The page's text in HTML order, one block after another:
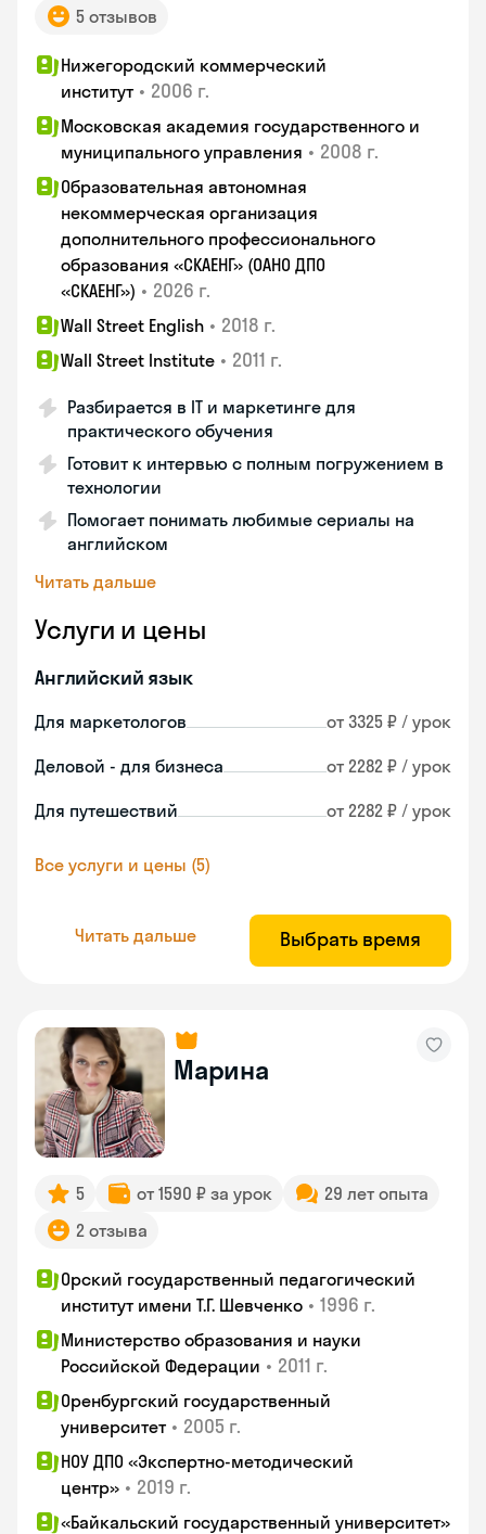
5 отзывов
Нижегородский коммерческий
институт • 2006 г.
Московская академия государственного и
муниципального управления • 2008 г.
Образовательная автономная
некоммерческая организация
дополнительного профессионального
образования «СКАЕНГ» (ОАНО ДПО
«СКАЕНГ») • 2026 г.
Wall Street English • 2018 г.
Wall Street Institute • 2011 г.
Разбирается в IT и маркетинге для
практического обучения
Готовит к интервью с полным погружением в
технологии
Помогает понимать любимые сериалы на
английском
Читать дальше
Услуги и цены
Английский язык
Для маркетологов от 3325 ₽ / урок
Деловой - для бизнеса от 2282 ₽ / урок
Для путешествий от 2282 ₽ / урок
Все услуги и цены (5)
Читать дальше Выбрать время
Марина
5 от 1590 ₽ за урок
29 лет опыта
2 отзыва
Орский государственный педагогический
институт имени Т.Г. Шевченко • 1996 г.
Министерство образования и науки
Российской Федерации • 2011 г.
Оренбургский государственный
университет • 2005 г.
НОУ ДПО «Экспертно-методический
центр» • 2019 г.
«Байкальский государственный университет»